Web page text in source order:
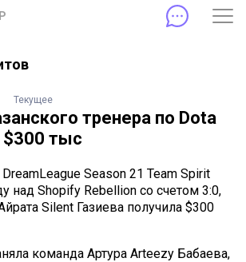
Текущее
тренера по Dota
$300 тыс
Season 21 Team Spirit
над Shopify Rebellion со счетом 3:0,
Silent Газиева получила $300
команда Артура Arteezy Бабаева,